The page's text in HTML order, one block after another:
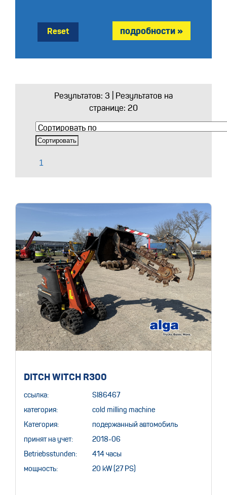
Reset
Результатов: 3 | Результатов на
странице: 20
DITCH WITCH R300
ссылка: SI86467
категория: cold milling machine
Категория: подержанный автомобиль
принят на учет: 2018-06
Betriebsstunden: 414 часы
мощность: 20 kW (27 PS)